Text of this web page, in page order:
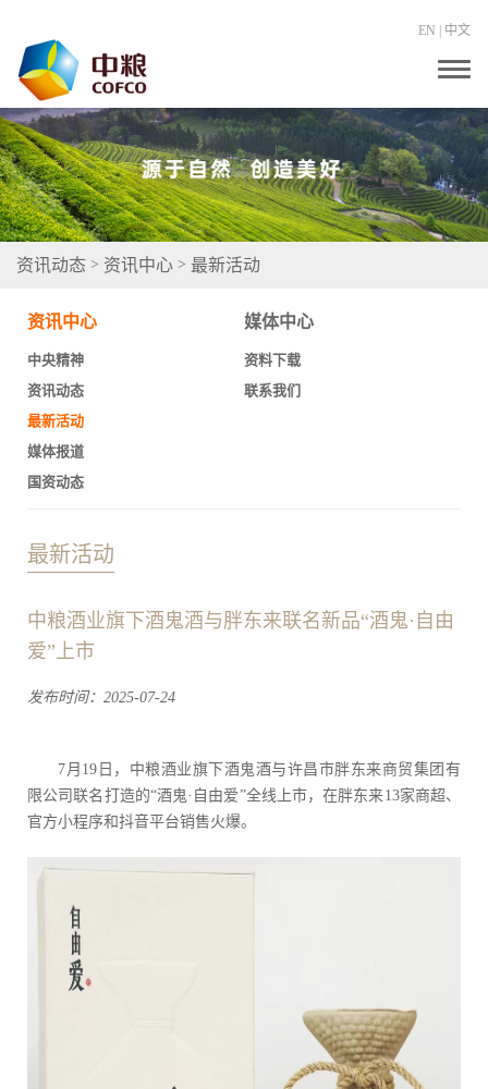
EN 中文
T
g
g
e
n
a
v
i
资讯动态 > 资讯中心 > 最新活动
资讯中心
中央精神
资讯动态
最新活动
媒体报道
国资动态
媒体中心
资料下载
联系我们
最新活动
中粮酒业旗下酒鬼酒与胖东来联名新品“酒鬼·自由
爱”上市
发布时间：2025-07-24
7月19日，中粮酒业旗下酒鬼酒与许昌市胖东来商贸集团有
限公司联名打造的“酒鬼·自由爱”全线上市，在胖东来13家商超、
官方小程序和抖音平台销售火爆。